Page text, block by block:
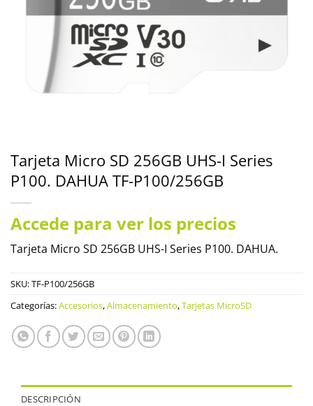
Tarjeta Micro SD 256GB UHS-I Series
P100. DAHUA TF-P100/256GB
Accede para ver los precios
Tarjeta Micro SD 256GB UHS-I Series P100. DAHUA.
SKU:TF-P100/256GB
Categorías:Accesorios,Almacenamiento,Tarjetas MicroSD
DESCRIPCIÓN